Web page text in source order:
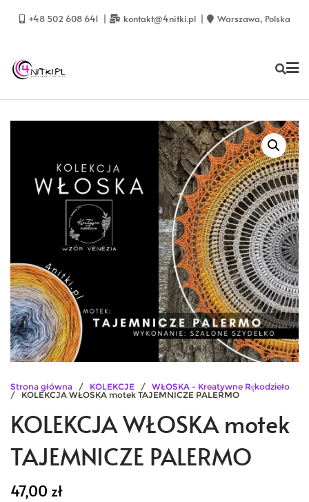
+48 502 608 641 kontakt@4nitki.pl Warszawa, Polska
Strona główna / KOLEKCJE / WŁOSKA - Kreatywne Rękodzieło
/ KOLEKCJA WŁOSKA motek TAJEMNICZE PALERMO
KOLEKCJA WŁOSKA motek
TAJEMNICZE PALERMO
47,00 zł